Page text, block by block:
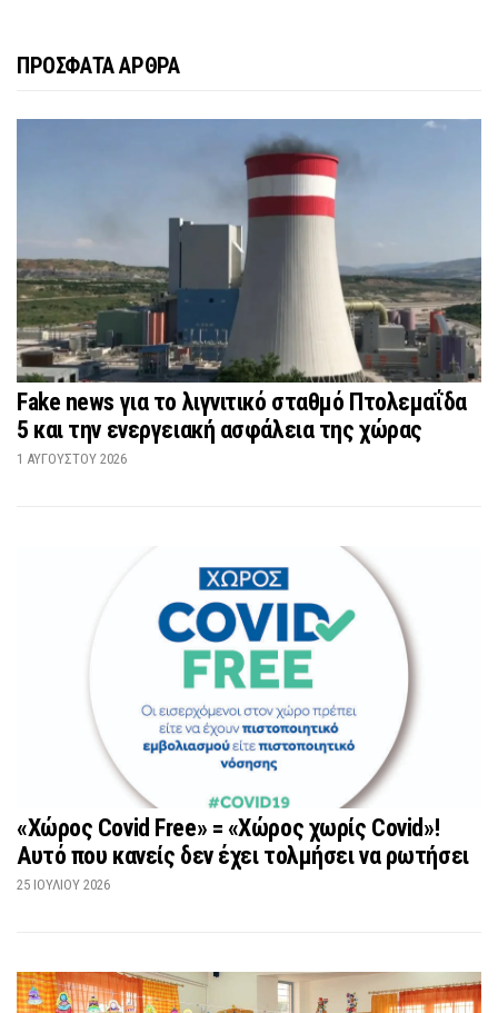
ΠΡΟΣΦΑΤΑ ΑΡΘΡΑ
Fake news για το λιγνιτικό σταθμό Πτολεμαΐδα
5 και την ενεργειακή ασφάλεια της χώρας
1 ΑΥΓΟΎΣΤΟΥ 2026
«Χώρος Covid Free» = «Χώρος χωρίς Covid»!
Αυτό που κανείς δεν έχει τολμήσει να ρωτήσει
25 ΙΟΥΛΊΟΥ 2026